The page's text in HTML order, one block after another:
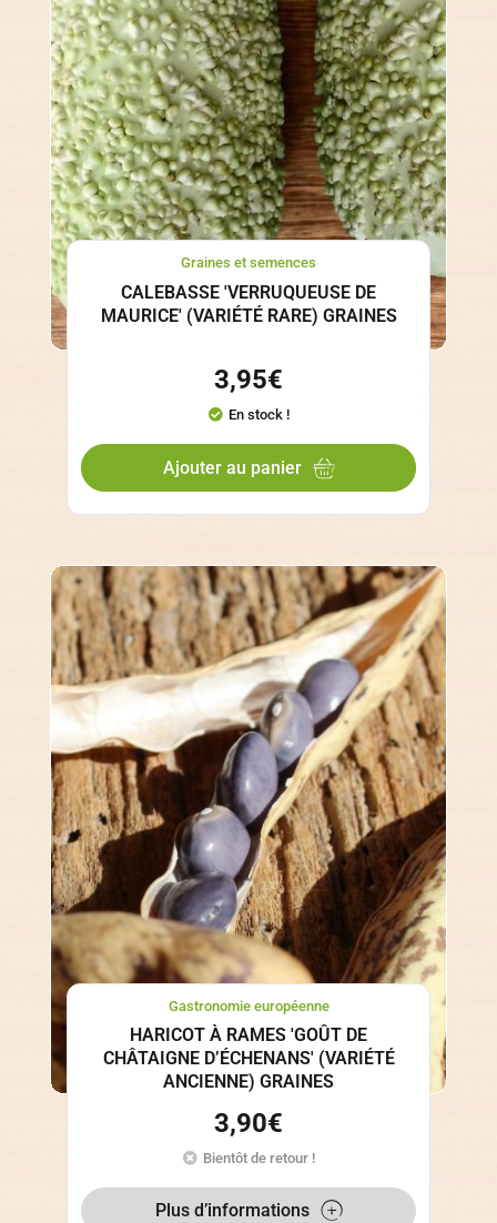
Graines et semences
CALEBASSE 'VERRUQUEUSE DE
MAURICE' (VARIÉTÉ RARE) GRAINES
3,95€
En stock !
Ajouter au panier
Gastronomie européenne
HARICOT À RAMES 'GOÛT DE
CHÂTAIGNE D’ÉCHENANS' (VARIÉTÉ
ANCIENNE) GRAINES
3,90€
Bientôt de retour !
Plus d’informations